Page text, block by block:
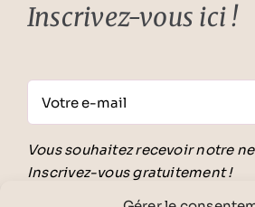
Inscrivez-vous ici !
Vous souhaitez recevoir notre
Inscrivez-vous gratuitement !
En validant ce formulaire,